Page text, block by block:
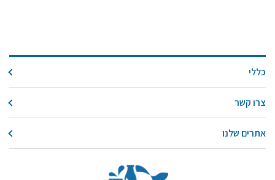
כללי
צרו קשר
אתרים שלנו